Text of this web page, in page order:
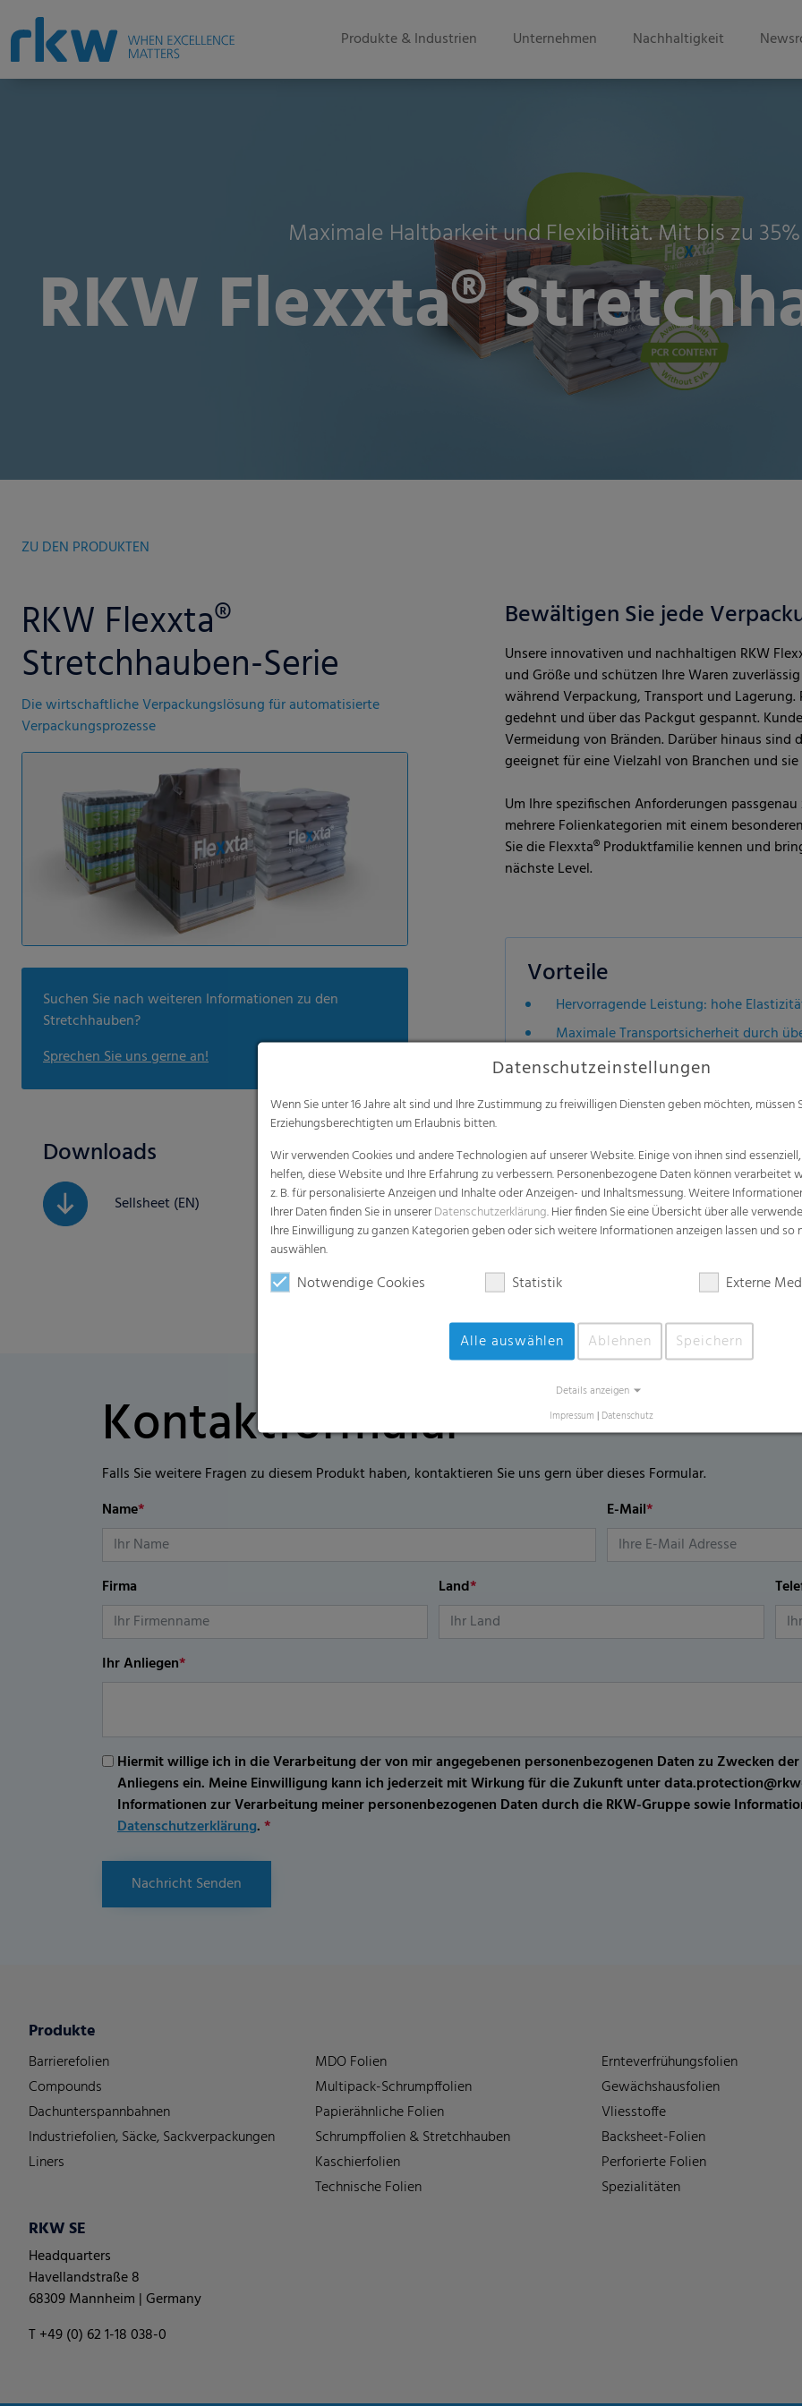
Produkte & Industrien Unternehmen Nachhaltigkeit
Maximale Haltbarkeit und Flexibilität. Mit bis zu
RKW Flexxta®
ZU DEN PRODUKTEN
RKW Flexxta®
Stretchhauben-Serie
Die wirtschaftliche Verpackungslösung für automatisierte
Verpackungsprozesse
Suchen Sie nach weiteren Informationen zu den
Stretchhauben?
Sprechen Sie uns gerne an!
Downloads
Sellsheet (EN)
Bewältigen Sie jede
Unsere innovativen und nachhaltigen RKW
und Größe und schützen Ihre Waren
während Verpackung, Transport und
gedehnt und über das Packgut gespannt.
Vermeidung von Bränden. Darüber hinaus
geeignet für eine Vielzahl von Branchen und
Um Ihre spezifischen Anforderungen
mehrere Folienkategorien mit einem
Sie die Flexxta® Produktfamilie kennen und
nächste Level.
Vorteile
Hervorragende Leistung: hohe
Maximale Transportsicherheit durch
Hervorragender Produktschutz
Erhältlich mit bis 35 % recyceltem
Geeignet für scharfkantige und/oder
Hervorragende Verarbeitbarkeit auf
Recyclingfähiges Monomaterial
Bis zu 40% weniger Gewicht pro
Kann an wechselnde
Kontaktformular
Falls Sie weitere Fragen zu diesem Produkt haben, kontaktieren Sie uns gern über dieses Formular.
Name* E-Mail*
Firma Land*
Ihr Anliegen*
Hiermit willige ich in die Verarbeitung der von mir angegebenen personenbezogenen Daten zu Zwecken
Anliegens ein. Meine Einwilligung kann ich jederzeit mit Wirkung für die Zukunft unter
Informationen zur Verarbeitung meiner personenbezogenen Daten durch die RKW-Gruppe sowie
Datenschutzerklärung.*
Nachricht Senden
Datenschutzeinstellungen
Wenn Sie unter 16 Jahre alt sind und Ihre Zustimmung zu freiwilligen Diensten geben möchten, müssen
Erziehungsberechtigten um Erlaubnis bitten.
Wir verwenden Cookies und andere Technologien auf unserer Website. Einige von ihnen sind
helfen, diese Website und Ihre Erfahrung zu verbessern. Personenbezogene Daten können verarbeitet
z. B. für personalisierte Anzeigen und Inhalte oder Anzeigen- und Inhaltsmessung. Weitere
Ihrer Daten finden Sie in unsererDatenschutzerklärung. Hier finden Sie eine Übersicht über alle
Ihre Einwilligung zu ganzen Kategorien geben oder sich weitere Informationen anzeigen lassen und so
auswählen.
Notwendige Cookies Statistik Externe
Alle auswählen Ablehnen Speichern
Details anzeigen
Impressum | Datenschutz
Produkte
Barrierefolien
Compounds
Dachunterspannbahnen
Industriefolien, Säcke, Sackverpackungen
Liners
MDO Folien
Multipack-Schrumpffolien
Papierähnliche Folien
Schrumpffolien & Stretchhauben
Kaschierfolien
Technische Folien
Ernteverfrühungsfolien
Gewächshausfolien
Vliesstoffe
Backsheet-Folien
Perforierte Folien
Spezialitäten
RKW SE
Headquarters
Havellandstraße 8
68309 Mannheim | Germany
T +49 (0) 62 1-18 038-0